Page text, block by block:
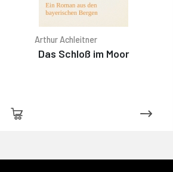
Arthur Achleitner
Das Schloß im Moor